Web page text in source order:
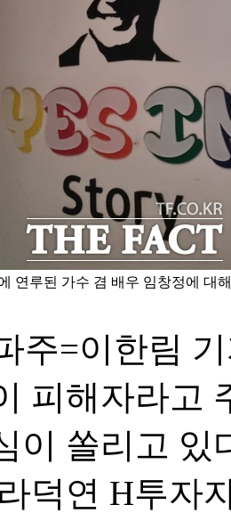
연루된 가수 겸 배우 임창정에 대
주=이한림
피해자라고
이 쏠리고 있
덕연 H투자